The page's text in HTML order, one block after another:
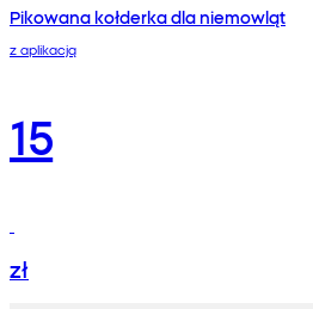
Pikowana kołderka dla niemowląt
z aplikacją
15
zł